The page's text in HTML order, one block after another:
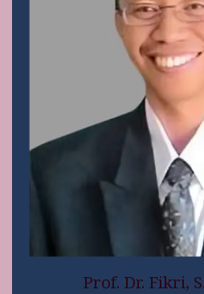
Prof. Dr. Fikri,